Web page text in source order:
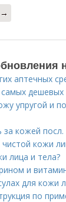
→
аптечных
дешевых
упругой и
за кожей
кожи
лица и тела?
и
для кожи
по